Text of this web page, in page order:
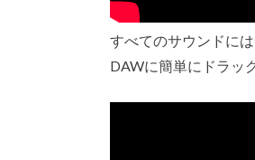
すべてのサウンドに
DAWに簡単にドラッ